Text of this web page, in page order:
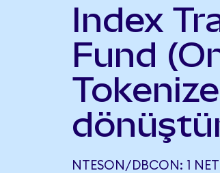
Index
Fund
NTESON/DBCON: 1